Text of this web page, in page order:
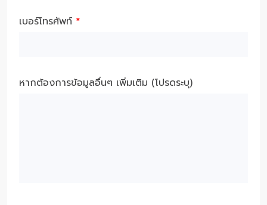
เบอร์โทรศัพท์ *
หากต้องการข้อมูลอื่นๆ เพิ่มเติม (โปรดระบุ)